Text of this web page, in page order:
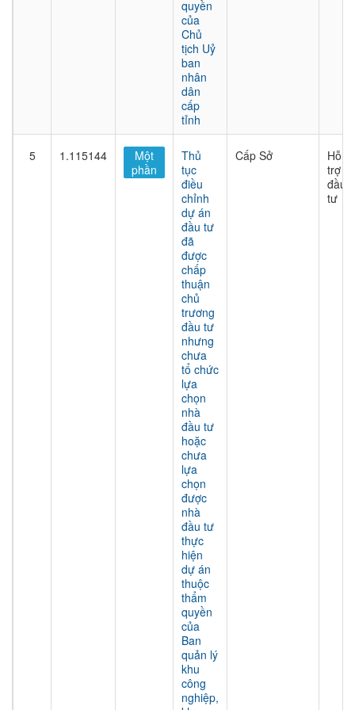
quyền
của
Chủ
tịch Uỷ
ban
nhân
dân
cấp
tỉnh
5 1.115144
Một
phần
Thủ
tục
điều
chỉnh
dự án
đầu tư
đã
được
chấp
thuận
chủ
trương
đầu tư
nhưng
chưa
tổ chức
lựa
chọn
nhà
đầu tư
hoặc
chưa
lựa
chọn
được
nhà
đầu tư
thực
hiện
dự án
thuộc
thẩm
quyền
của
Ban
quản lý
khu
công
nghiệp,
Cấp Sở
Hỗ
trợ
đầu
tư